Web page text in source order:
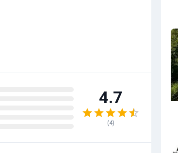
4.7
(4)